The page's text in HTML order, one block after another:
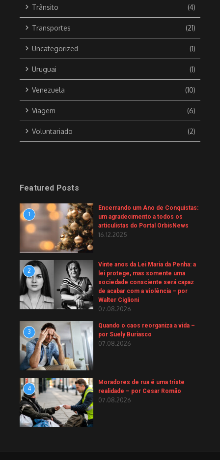
Trânsito (4)
Transportes (21)
Uncategorized (1)
Uruguai (1)
Venezuela (10)
Viagem (6)
Voluntariado (2)
Featured Posts
1
Encerrando um Ano de Conquistas:
um agradecimento a todos os
articulistas do Portal OrbisNews
16.12.2025
2
Vinte anos da Lei Maria da Penha: a
lei protege, mas somente uma
sociedade consciente será capaz
de acabar com a violência – por
Walter Ciglioni
07.08.2026
3
Quando o caos reorganiza a vida –
por Suely Buriasco
07.08.2026
4
Moradores de rua é uma triste
realidade – por Cesar Romão
07.08.2026